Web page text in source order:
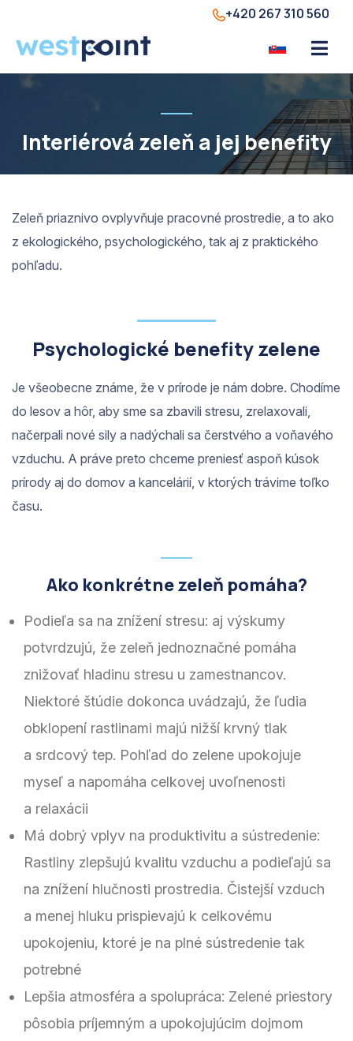
+420 267 310 560
Interiérová zeleň a jej benefity
Zeleň priaznivo ovplyvňuje pracovné prostredie, a to ako
z ekologického, psychologického, tak aj z praktického
pohľadu.
Psychologické benefity zelene
Je všeobecne známe, že v prírode je nám dobre. Chodíme
do lesov a hôr, aby sme sa zbavili stresu, zrelaxovali,
načerpali nové sily a nadýchali sa čerstvého a voňavého
vzduchu. A práve preto chceme preniesť aspoň kúsok
prírody aj do domov a kancelárií, v ktorých trávime toľko
času.
Ako konkrétne zeleň pomáha?
Podieľa sa na znížení stresu: aj výskumy
potvrdzujú, že zeleň jednoznačné pomáha
znižovať hladinu stresu u zamestnancov.
Niektoré štúdie dokonca uvádzajú, že ľudia
obklopení rastlinami majú nižší krvný tlak
a srdcový tep. Pohľad do zelene upokojuje
myseľ a napomáha celkovej uvoľnenosti
a relaxácii
Má dobrý vplyv na produktivitu a sústredenie:
Rastliny zlepšujú kvalitu vzduchu a podieľajú sa
na znížení hlučnosti prostredia. Čistejší vzduch
a menej hluku prispievajú k celkovému
upokojeniu, ktoré je na plné sústredenie tak
potrebné
Lepšia atmosféra a spolupráca: Zelené priestory
pôsobia príjemným a upokojujúcim dojmom